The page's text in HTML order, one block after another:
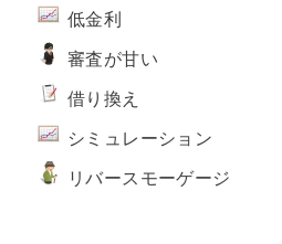
低金利
審査が甘い
借り換え
シミュレーション
リバースモーゲージ